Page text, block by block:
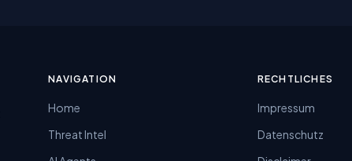
NAVIGATION
Home
Threat Intel
RECHTLICHES
Impressum
Datenschutz